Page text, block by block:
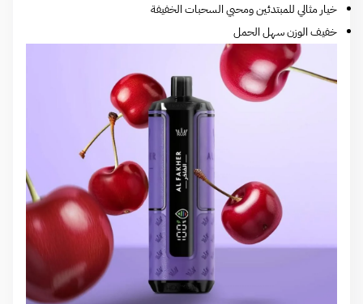
خيار مثالي للمبتدئين ومحبي السحبات الخفيفة
خفيف الوزن سهل الحمل